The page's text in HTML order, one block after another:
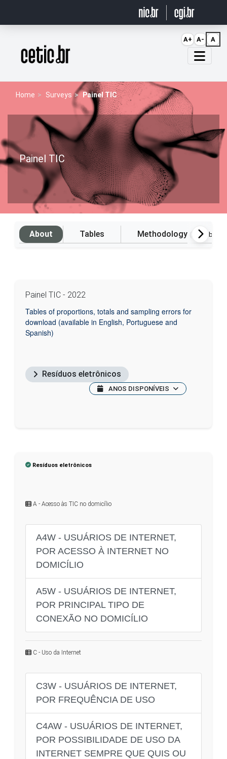
Página inicial
Home Surveys Painel TIC
Painel TIC
About Tables Methodology (Available in
Painel TIC - 2022
Tables of proportions, totals and sampling errors for
download (available in English, Portuguese and
Spanish)
Resíduos eletrônicos
ANOS DISPONÍVEIS
Resíduos eletrônicos
A - Acesso às TIC no domicílio
A4W - USUÁRIOS DE INTERNET,
POR ACESSO À INTERNET NO
DOMICÍLIO
A5W - USUÁRIOS DE INTERNET,
POR PRINCIPAL TIPO DE
CONEXÃO NO DOMICÍLIO
C - Uso da Internet
C3W - USUÁRIOS DE INTERNET,
POR FREQUÊNCIA DE USO
C4AW - USUÁRIOS DE INTERNET,
POR POSSIBILIDADE DE USO DA
INTERNET SEMPRE QUE QUIS OU
A+ A- A